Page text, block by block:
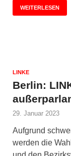
WEITERLESEN
LINKE
Berlin:
29. Januar 2023
Aufgrund
werden die